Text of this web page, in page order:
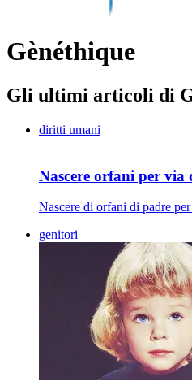
Gènéthique
Gli ultimi articoli di
diritti umani
Nascere orfani per
Nascere di orfani di padre
genitori